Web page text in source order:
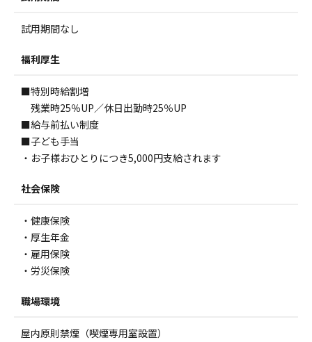
試用期間なし
福利厚生
■特別時給割増
残業時25％UP／休日出勤時25％UP
■給与前払い制度
■子ども手当
・お子様おひとりにつき5,000円支給されます
社会保険
・健康保険
・厚生年金
・雇用保険
・労災保険
職場環境
屋内原則禁煙（喫煙専用室設置）